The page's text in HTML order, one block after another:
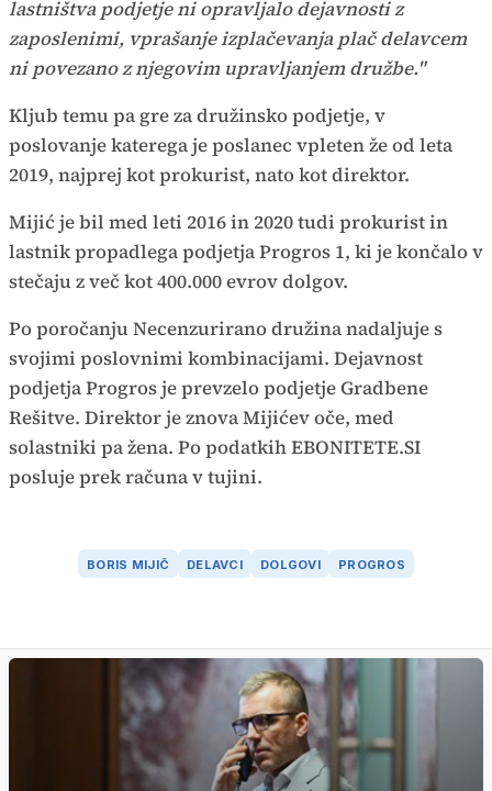
lastništva podjetje ni opravljalo dejavnosti z
zaposlenimi, vprašanje izplačevanja plač delavcem
ni povezano z njegovim upravljanjem družbe."
Kljub temu pa gre za družinsko podjetje, v
poslovanje katerega je poslanec vpleten že od leta
2019, najprej kot prokurist, nato kot direktor.
Mijić je bil med leti 2016 in 2020 tudi prokurist in
lastnik propadlega podjetja Progros 1, ki je končalo v
stečaju z več kot 400.000 evrov dolgov.
Po poročanju Necenzurirano družina nadaljuje s
svojimi poslovnimi kombinacijami. Dejavnost
podjetja Progros je prevzelo podjetje Gradbene
Rešitve. Direktor je znova Mijićev oče, med
solastniki pa žena. Po podatkih EBONITETE.SI
posluje prek računa v tujini.
BORIS MIJIČ DELAVCI DOLGOVI PROGROS